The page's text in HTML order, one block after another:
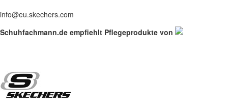
info@eu.skechers.com
Schuhfachmann.de empfiehlt Pflegeprodukte von